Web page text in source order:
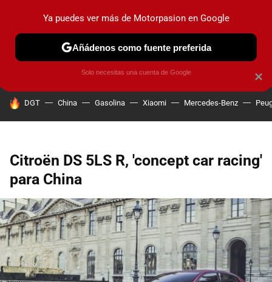
PRUEBAS COCHES ELÉCTRICOS OBSERVATORIO
HOY SE HABLA DE
DGT China Gasolina Xiaomi Mercedes-Benz
Citroën DS 5LS R, 'concept car racing'
para China
×
Ya puedes ver más de Motorpasion en Google
Añádenos como fuente preferida
Solo necesitas una cuenta de Google